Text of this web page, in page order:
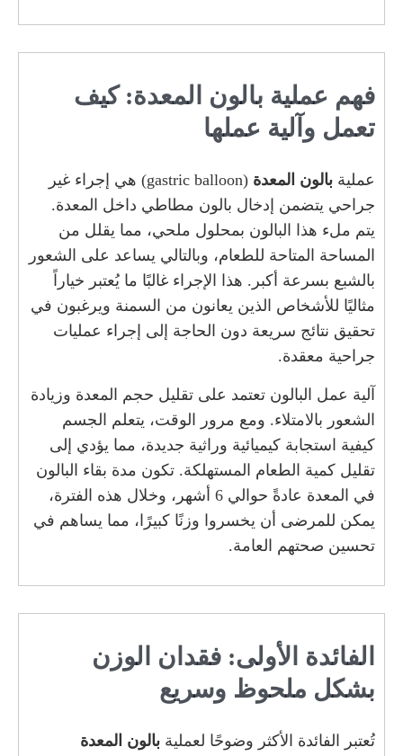
فهم عملية بالون المعدة: كيف
تعمل وآلية عملها
عملية بالون المعدة
(gastric balloon) هي إجراء غير
جراحي يتضمن إدخال بالون مطاطي داخل المعدة.
يتم ملء هذا البالون بمحلول ملحي، مما يقلل من
المساحة المتاحة للطعام، وبالتالي يساعد على الشعور
بالشبع بسرعة أكبر. هذا الإجراء غالبًا ما يُعتبر خياراً
مثاليًا للأشخاص الذين يعانون من السمنة ويرغبون في
تحقيق نتائج سريعة دون الحاجة إلى إجراء عمليات
جراحية معقدة.
آلية عمل البالون تعتمد على تقليل حجم المعدة وزيادة
الشعور بالامتلاء. ومع مرور الوقت، يتعلم الجسم
كيفية استجابة كيميائية وراثية جديدة، مما يؤدي إلى
تقليل كمية الطعام المستهلكة. تكون مدة بقاء البالون
في المعدة عادةً حوالي 6 أشهر، وخلال هذه الفترة،
يمكن للمرضى أن يخسروا وزنًا كبيرًا، مما يساهم في
تحسين صحتهم العامة.
الفائدة الأولى: فقدان الوزن
بشكل ملحوظ وسريع
تُعتبر الفائدة الأكثر وضوحًا لعملية بالون المعدة